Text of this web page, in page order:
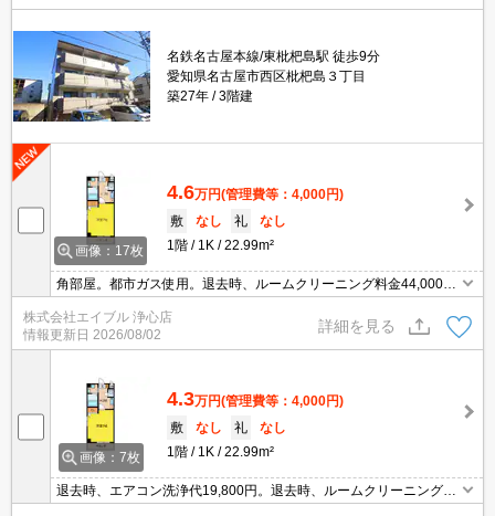
名鉄名古屋本線/東枇杷島駅 徒歩9分
愛知県名古屋市西区枇杷島３丁目
築27年
3階建
画像：17枚
4.6万円(管理費等：4,000円)
敷
なし 礼
なし
1階
1K 22.99m²
角部屋。都市ガス使用。退去時、ルームクリーニング料金44,000
ヶ月分発生。
株式会社エイブル 浄心店
情報更新日 2026/08/02
詳細を見る
画像：7枚
4.3万円(管理費等：4,000円)
敷
なし 礼
なし
1階
1K 22.99m²
退去時、エアコン洗浄代19,800円。退去時、ルームクリーニング料